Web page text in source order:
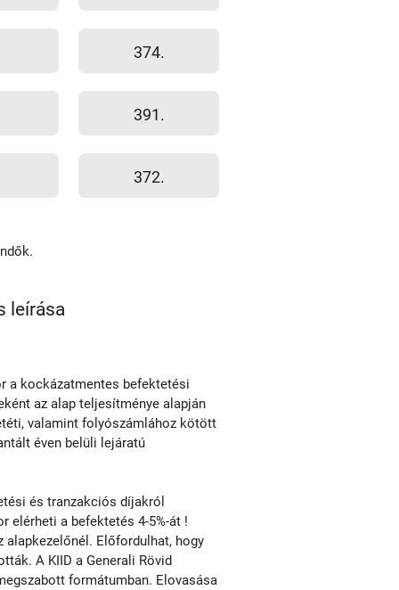
374.
391.
372.
leírása
a kockázatmentes befektetési
az alap teljesítménye alapján
valamint folyószámlához kötött
éven belüli lejáratú
és tranzakciós díjakról
elérheti a befektetés 4-5%-át !
Előfordulhat, hogy
A KIID a Generali Rövid
formátumban. Elovasása